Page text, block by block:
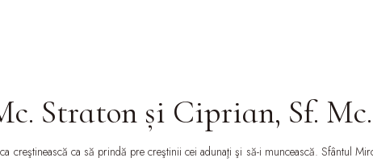
Straton şi Ciprian, Sf.
ca să prindă pre creştinii cei adunaţi şi să-i muncească. Sfântul